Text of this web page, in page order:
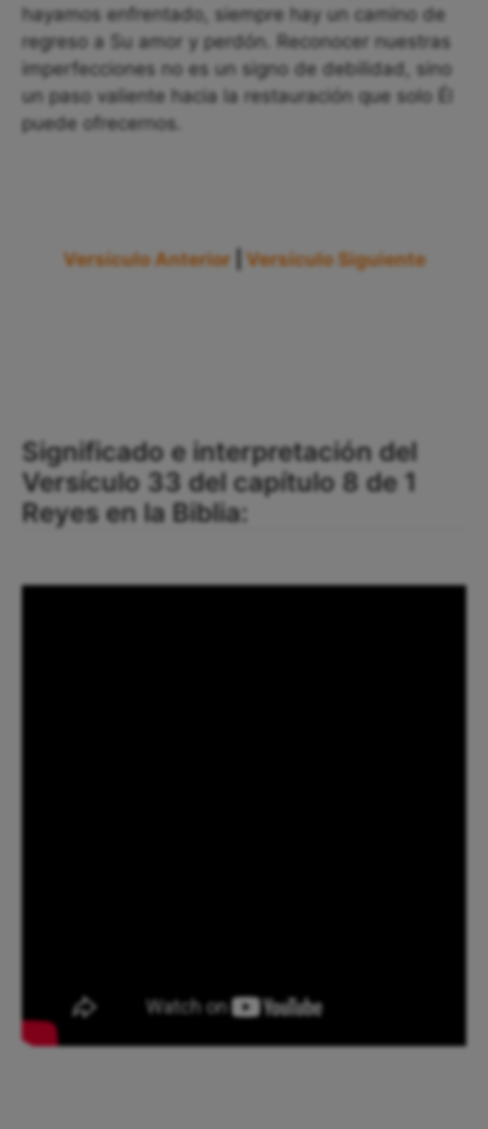
hayamos enfrentado, siempre hay un camino de
regreso a Su amor y perdón. Reconocer nuestras
imperfecciones no es un signo de debilidad, sino
un paso valiente hacia la restauración que solo Él
puede ofrecernos.
Versículo Anterior Versículo Siguiente
Significado e interpretación del
Versículo 33 del capítulo 8 de 1
Reyes en la Biblia: